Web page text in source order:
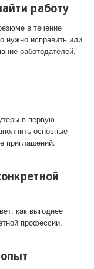
работу
в течение
нужно исправить или
работодателей.
в первую
основные
приглашений.
как выгоднее
профессии.